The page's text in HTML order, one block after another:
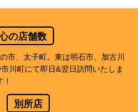
の店舗数
市、太子町。東は明石市、加古川
川町にて即日&翌日訪問いたしま
！
別所店